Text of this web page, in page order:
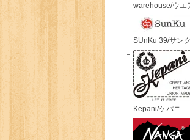
warehouse/ウエ
SUnKu 39/サンク
Kepani/ケパニ